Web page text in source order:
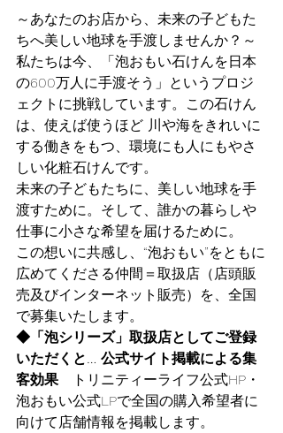
～あなたのお店から、未来の子どもた
ちへ美しい地球を手渡しませんか？～
私たちは今、「泡おもい石けんを日本
の600万人に手渡そう」というプロジ
ェクトに挑戦しています。この石けん
は、使えば使うほど 川や海をきれいに
する働きをもつ、環境にも人にもやさ
しい化粧石けんです。
未来の子どもたちに、美しい地球を手
渡すために。そして、誰かの暮らしや
仕事に小さな希望を届けるために。
この想いに共感し、“泡おもい”をともに
広めてくださる仲間＝取扱店（店頭販
売及びインターネット販売）を、全国
で募集いたします。
◆「泡シリーズ」取扱店としてご登録
いただくと…
公式サイト掲載による集
客効果 トリニティーライフ公式HP・
泡おもい公式LPで全国の購入希望者に
向けて店舗情報を掲載します。